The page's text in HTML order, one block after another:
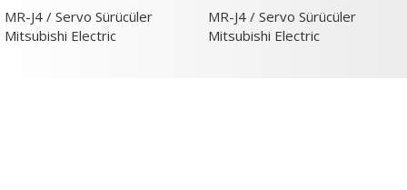
MR-J4 / Servo Sürücüler
Mitsubishi Electric
MR-J4 / Servo Sürücüler
Mitsubishi Electric